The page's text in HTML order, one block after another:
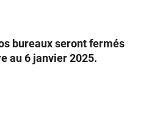
bureaux seront fermés
au 6 janvier 2025.